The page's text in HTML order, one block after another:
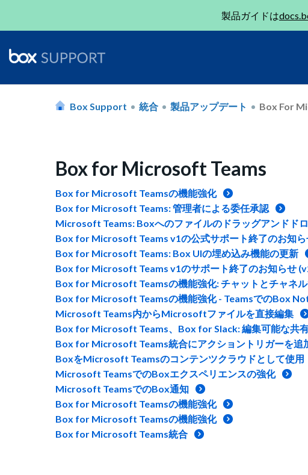
製品ガイドは
Box Support 統合 製品アップデート Box For
Box for Microsoft Teams
Box for Microsoft Teamsの機能強化
Box for Microsoft Teams: 管理者による委任承認
Microsoft Teams: Boxへのファイルのドラッグアンドド
Box for Microsoft Teams v1の公式サポート終了のお知ら
Box for Microsoft Teams: Box UIの埋め込み機能の更新
Box for Microsoft Teams v1のサポート終了のお知らせ
Box for Microsoft Teamsの機能強化: チャットとチャネ
Box for Microsoft Teamsの機能強化 - TeamsでのBox
Microsoft Teams内からMicrosoftファイルを直接編集
Box for Microsoft Teams、Box for Slack: 編集可能な共
Box for Microsoft Teams統合にアクショントリガーを追
BoxをMicrosoft Teamsのコンテンツクラウドとして使用
Microsoft TeamsでのBoxエクスペリエンスの強化
Microsoft TeamsでのBox通知
Box for Microsoft Teamsの機能強化
Box for Microsoft Teamsの機能強化
Box for Microsoft Teams統合